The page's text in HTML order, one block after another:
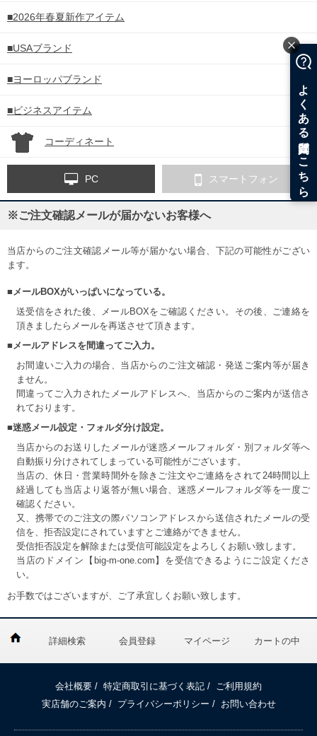
■2026年春夏新作アイテム
■USAブランド
■ヨーロッパブランド
■ビジネスアイテム
コーディネート
PC スマートフォン
※ご注文確認メールが届かないお客様へ
当店からのご注文確認メール等が届かない場合、下記の可能性がござい
ます。
■メールBOXがいっぱいになっている。
送受信をされた後、メールBOXをご確認ください。その後、ご連絡を
頂きましたらメールを再送させて頂きます。
■メールアドレスを間違ってご入力。
お間違いご入力の場合、当店からのご注文確認・発送ご案内等が届き
ません。
間違ってご入力されたメールアドレスへ、当店からのご案内が送信さ
れております。
■迷惑メール設定・フォルダ分け設定。
当店からのお送りしたメールが迷惑メールフォルダ・別フォルダ等へ
自動振り分けされてしまっている可能性がございます。
当店の、休日・営業時間外を除きご注文やご連絡をされて24時間以上
経過しても当店より返答が無い場合、迷惑メールフォルダ等を一度ご
確認ください。
又、携帯でのご注文の際パソコンアドレスから送信されたメールの受
信を、拒否設定にされていますとご連絡ができません。
受信拒否設定を解除または受信可能設定をよろしくお願い致します。
当店のドメイン【big-m-one.com】を受信できるようにご設定くださ
い。
お手数ではございますが、ご了承宜しくお願い致します。
詳細検索 会員登録 マイページ カートの中
会社概要 / 特定商取引に基づく表記 /
ご利用規約
実店舗のご案内 / プライバシーポリシー / お問い合わせ